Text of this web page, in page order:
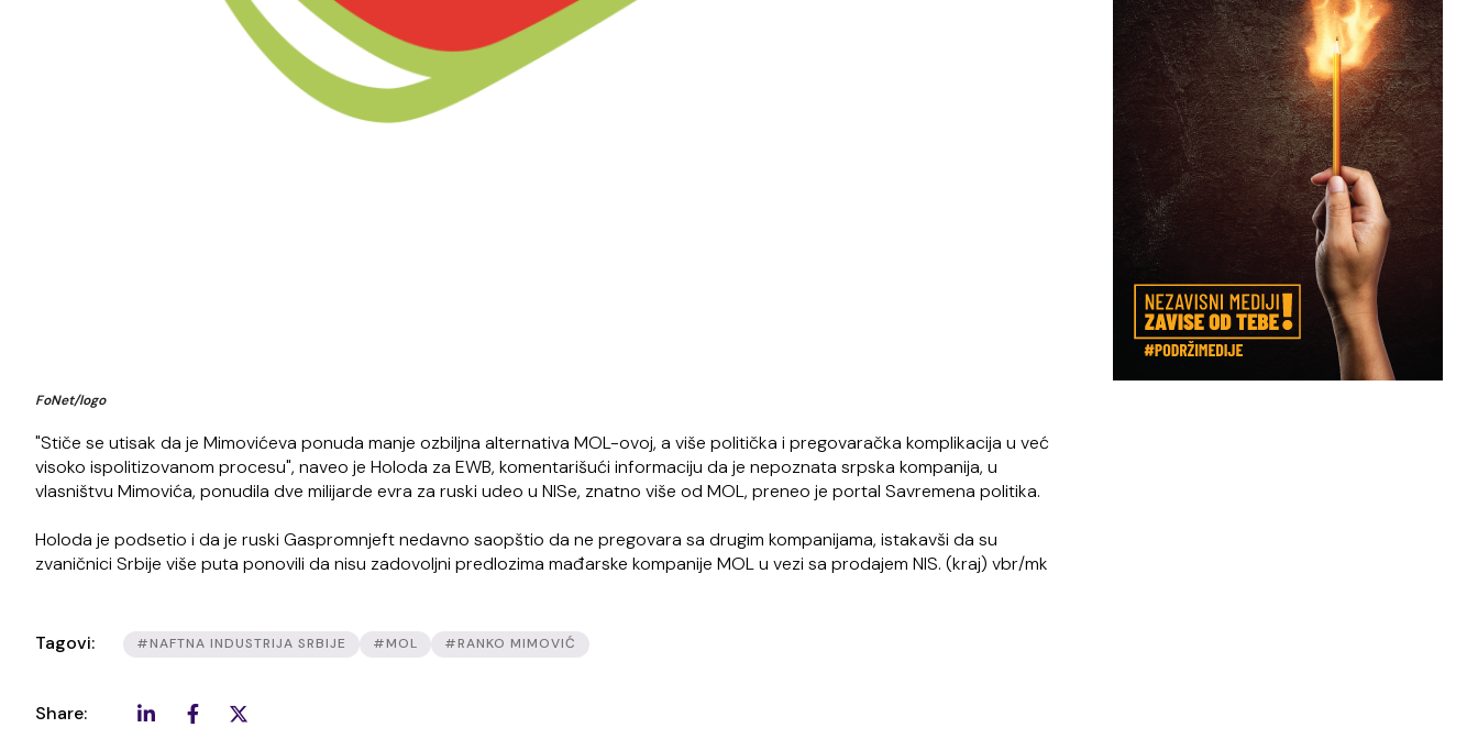
FoNet/logo
"Stiče se utisak da je Mimovićeva ponuda manje ozbiljna alternativa MOL-ovoj, a više politička i pregovaračka komplikacija u već
visoko ispolitizovanom procesu", naveo je Holoda za EWB, komentarišući informaciju da je nepoznata srpska kompanija, u
vlasništvu Mimovića, ponudila dve milijarde evra za ruski udeo u NISe, znatno više od MOL, preneo je portal Savremena politika.
Holoda je podsetio i da je ruski Gaspromnjeft nedavno saopštio da ne pregovara sa drugim kompanijama, istakavši da su
zvaničnici Srbije više puta ponovili da nisu zadovoljni predlozima mađarske kompanije MOL u vezi sa prodajem NIS. (kraj) vbr/mk
Tagovi: #NAFTNA INDUSTRIJA SRBIJE #MOL #RANKO MIMOVIĆ
Share: